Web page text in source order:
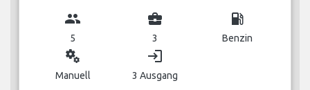
group
5
business_center
3
local_gas_station
Benzin
miscellaneous_services
Manuell
login
3 Ausgang